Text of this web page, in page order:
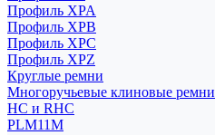
Профиль XPA
Профиль XPB
Профиль XPC
Профиль XPZ
Круглые ремни
Многоручьевые клиновые ремни
HC и RHC
PLM11M